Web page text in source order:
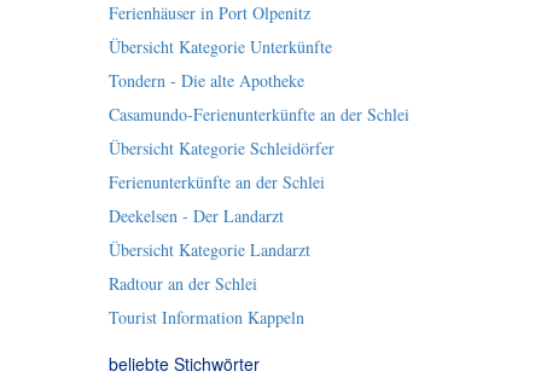
Ferienhäuser in Port Olpenitz
Übersicht Kategorie Unterkünfte
Tondern - Die alte Apotheke
Casamundo-Ferienunterkünfte an der Schlei
Übersicht Kategorie Schleidörfer
Ferienunterkünfte an der Schlei
Deekelsen - Der Landarzt
Übersicht Kategorie Landarzt
Radtour an der Schlei
Tourist Information Kappeln
beliebte Stichwörter